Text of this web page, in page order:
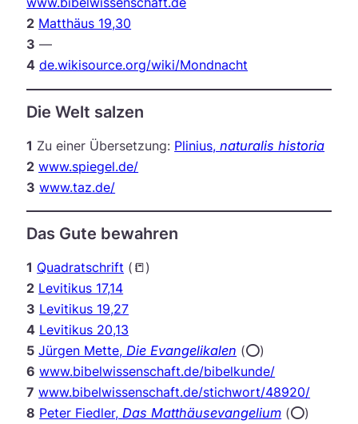
2 Matthäus 19,30
3 —
4 de.wikisource.org/wiki/Mondnacht
Die Welt salzen
1 Zu einer Übersetzung: Plinius,naturalis historia
2 www.spiegel.de/
3 www.taz.de/
Das Gute bewahren
1 Quadratschrift (📒)
2 Levitikus 17,14
3 Levitikus 19,27
4 Levitikus 20,13
5 Jürgen Mette, Die Evangelikalen (⭕️)
6 www.bibelwissenschaft.de/bibelkunde/
7 www.bibelwissenschaft.de/stichwort/48920/
8 Peter Fiedler, Das Matthäusevangelium (⭕️)